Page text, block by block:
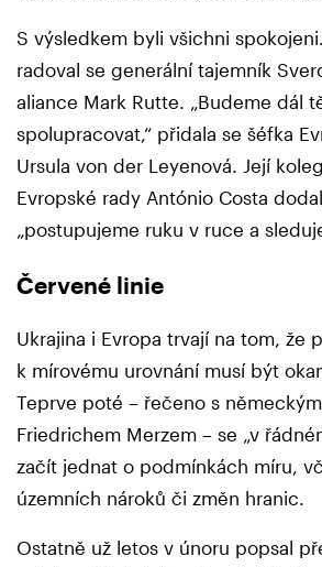
S výsledkem byli všichni
radoval se generální tajemník
aliance Mark Rutte. „Budeme dál
spolupracovat,“ přidala se šéfka
Ursula von der Leyenová. Její
Evropské rady António Costa
„postupujeme ruku v ruce a
Červené linie
Ukrajina i Evropa trvají na tom, že
k mírovému urovnání musí být
Teprve poté – řečeno s
Friedrichem Merzem – se „v
začít jednat o podmínkách míru,
územních nároků či změn hranic.
Ostatně už letos v únoru popsal